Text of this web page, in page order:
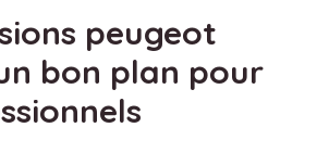
peugeot
bon plan pour